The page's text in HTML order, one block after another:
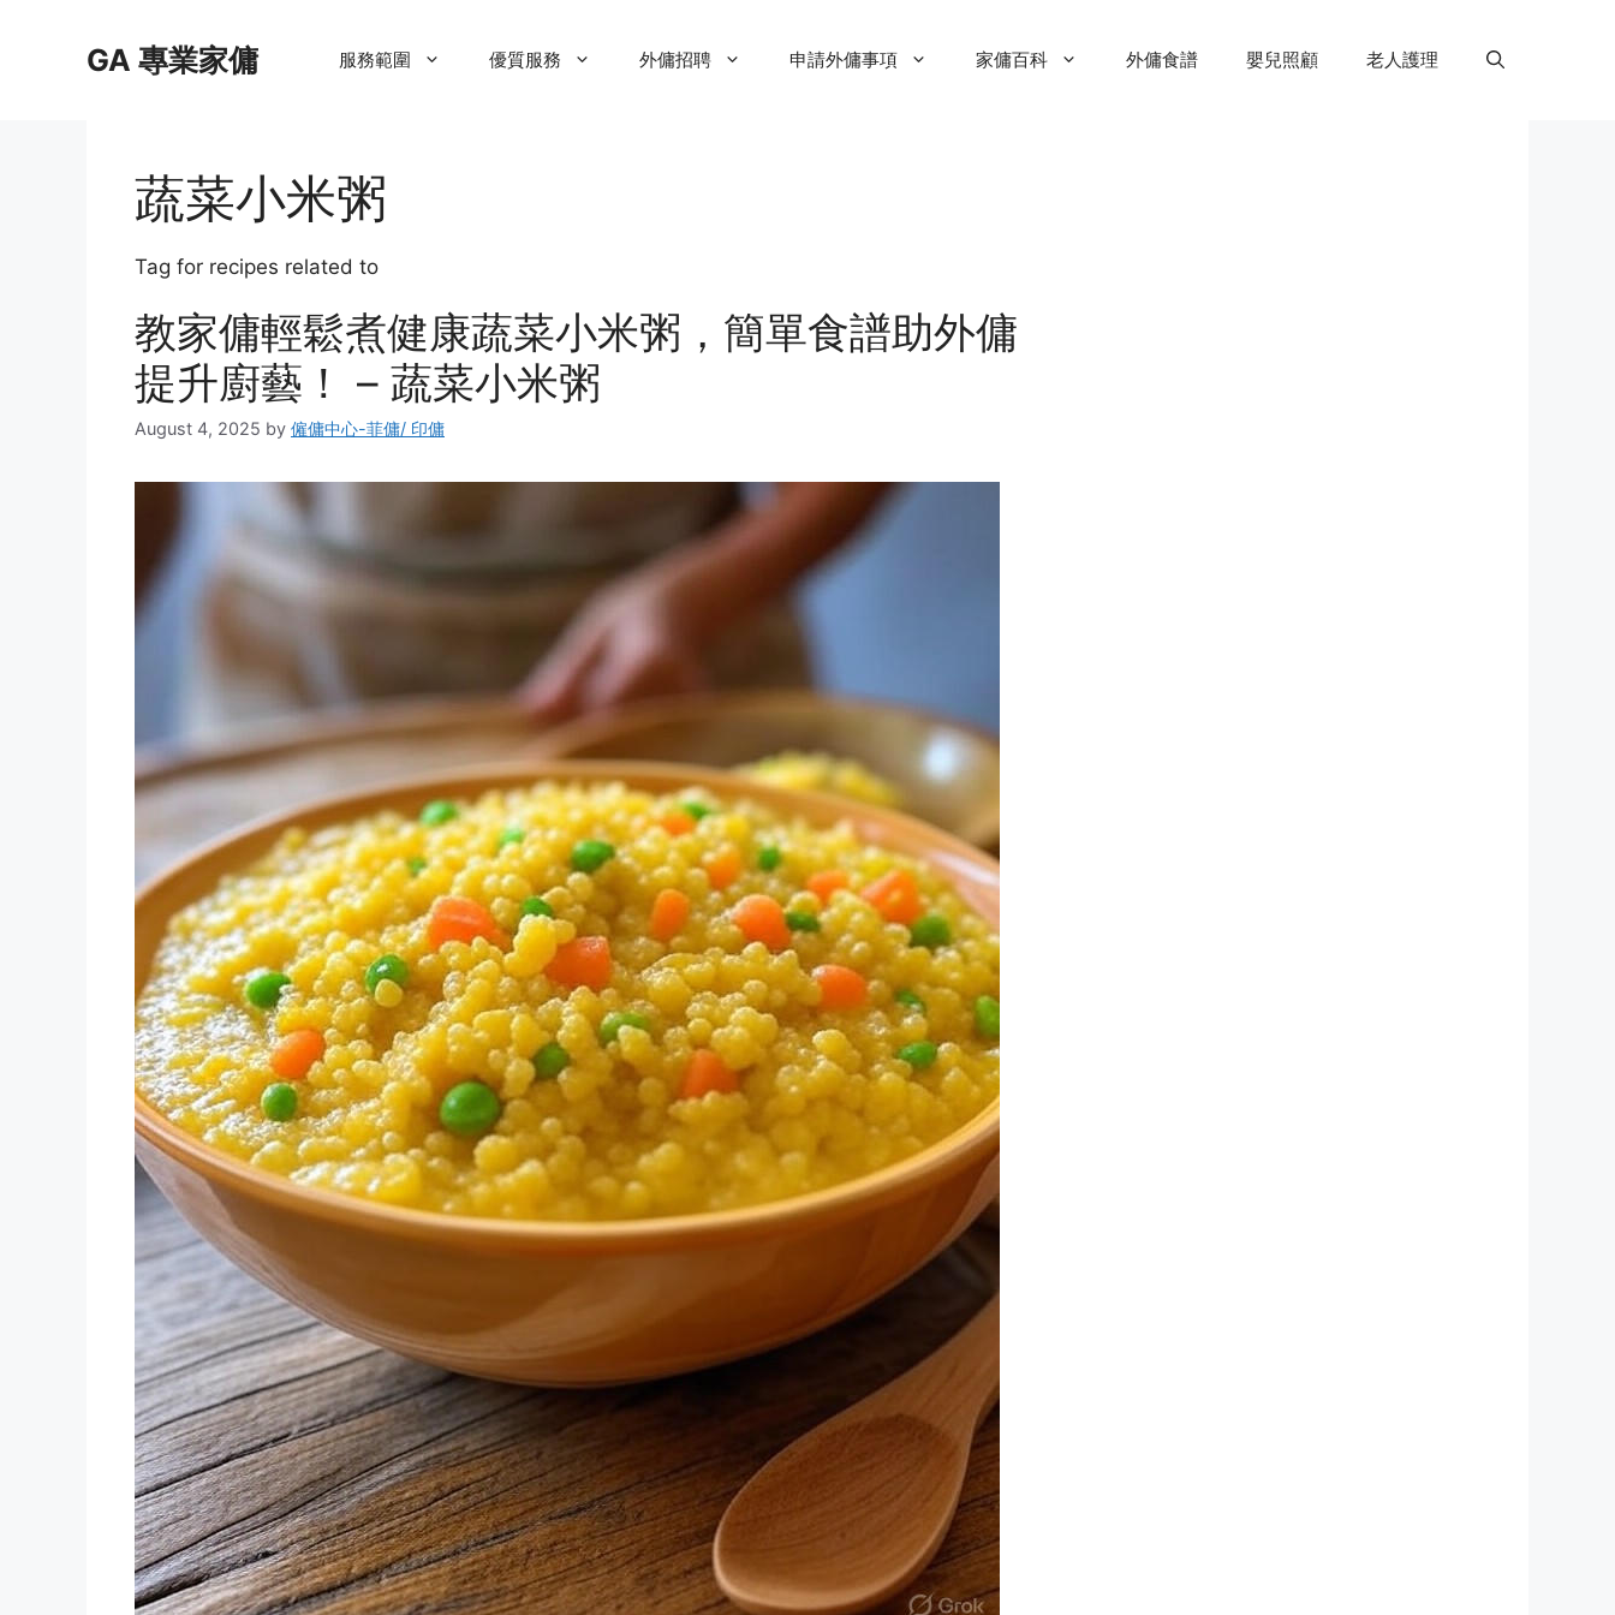
GA 專業家傭 服務範圍 優質服務 外傭招聘 申請外傭事項 家傭百科 外傭食譜 嬰兒照顧 老人護理
蔬菜小米粥
Tag for recipes related to
教家傭輕鬆煮健康蔬菜小米粥，簡單食譜助外傭
提升廚藝！ – 蔬菜小米粥
August 4, 2025 by 僱傭中心-菲傭/ 印傭